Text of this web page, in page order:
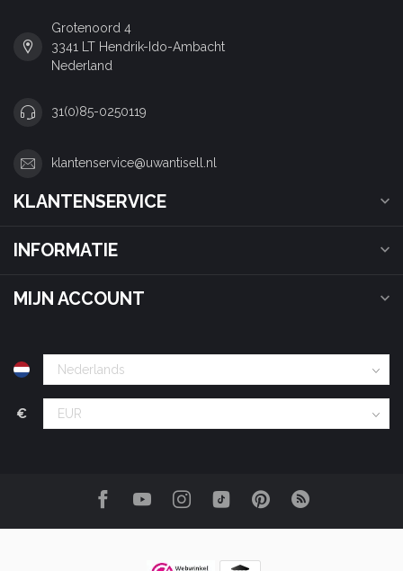
Grotenoord 4
3341 LT Hendrik-Ido-Ambacht
Nederland
31(0)85-0250119
klantenservice@uwantisell.nl
KLANTENSERVICE
INFORMATIE
MIJN ACCOUNT
€